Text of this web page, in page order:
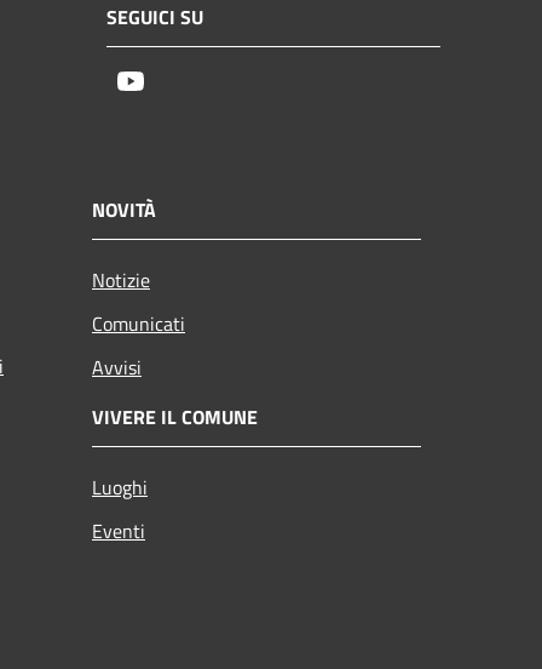
SEGUICI SU
NOVITÀ
Notizie
Comunicati
Avvisi
VIVERE IL COMUNE
Luoghi
Eventi